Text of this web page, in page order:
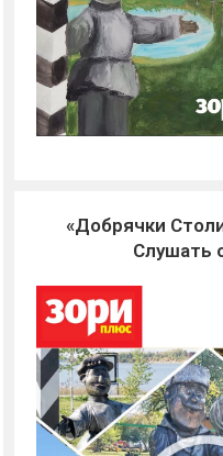
«Добрячки
Слушать